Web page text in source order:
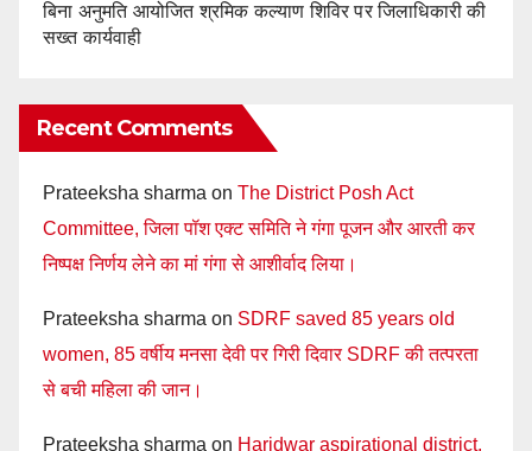
बिना अनुमति आयोजित श्रमिक कल्याण शिविर पर जिलाधिकारी की
सख्त कार्यवाही
Recent Comments
Prateeksha sharma on The District Posh Act
Committee, जिला पॉश एक्ट समिति ने गंगा पूजन और आरती कर
निष्पक्ष निर्णय लेने का मां गंगा से आशीर्वाद लिया।
Prateeksha sharma on SDRF saved 85 years old
women, 85 वर्षीय मनसा देवी पर गिरी दिवार SDRF की तत्परता
से बची महिला की जान।
Prateeksha sharma on Haridwar aspirational district,